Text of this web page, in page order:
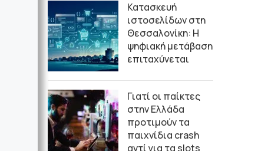
Κατασκευή
ιστοσελίδων στη
Θεσσαλονίκη: Η
ψηφιακή μετάβαση
επιταχύνεται
Γιατί οι παίκτες
στην Ελλάδα
προτιμούν τα
παιχνίδια crash
αντί για τα slots